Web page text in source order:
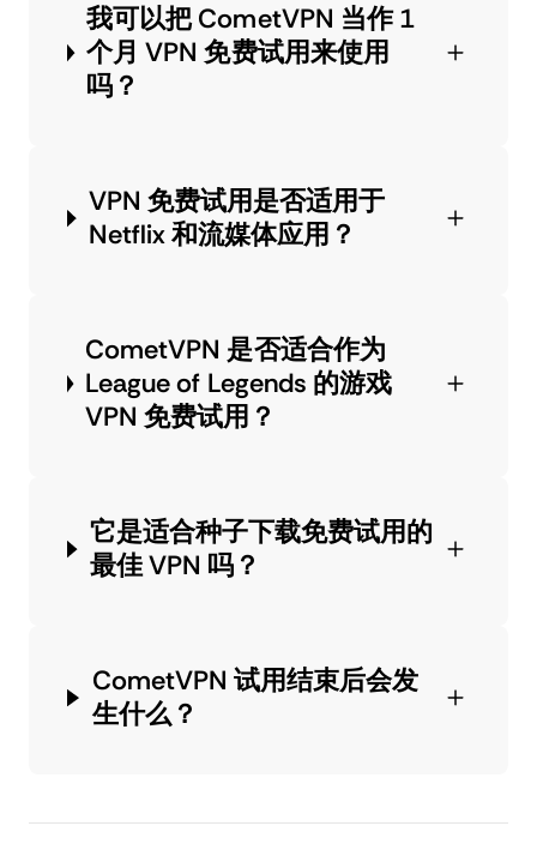
我可以把 CometVPN 当作 1
个月 VPN 免费试用来使用
吗？
VPN 免费试用是否适用于
Netflix 和流媒体应用？
CometVPN 是否适合作为
League of Legends 的游戏
VPN 免费试用？
它是适合种子下载免费试用的
最佳 VPN 吗？
CometVPN 试用结束后会发
生什么？